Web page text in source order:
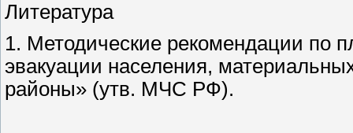
Литература
1. Методические рекомендации по
эвакуации населения,
районы» (утв. МЧС РФ).